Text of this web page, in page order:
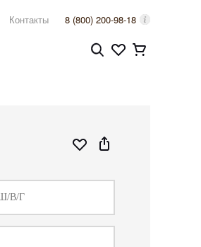
Контакты 8 (800) 200-98-18